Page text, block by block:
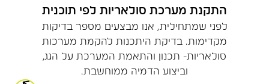
התקנת מערכת סולאריות לפי תוכנית
לפני שמתחילית, אנו מבצעים מספר בדיקות
מקדימות. בדיקת היתכנות להקמת מערכות
סולאריות- תכנון והתאמת המערכת על הגג,
וביצוע הדמיה ממוחשבת.